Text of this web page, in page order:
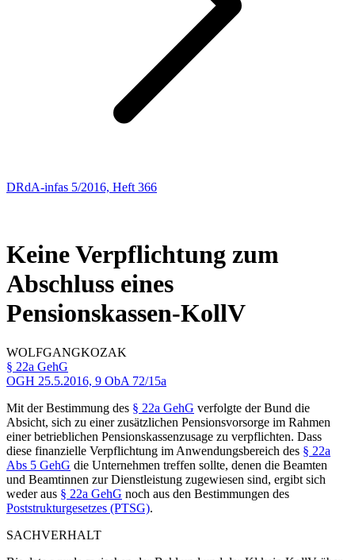
DRdA-infas 5/2016, Heft 366
Keine Verpflichtung zum
Abschluss eines
Pensionskassen-KollV
WOLFGANGKOZAK
§ 22a GehG
OGH 25.5.2016, 9 ObA 72/15a
Mit der Bestimmung des § 22a GehG verfolgte der Bund die
Absicht, sich zu einer zusätzlichen Pensionsvorsorge im Rahmen
einer betrieblichen Pensionskassenzusage zu verpflichten. Dass
diese finanzielle Verpflichtung im Anwendungsbereich des § 22a
Abs 5 GehG die Unternehmen treffen sollte, denen die Beamten
und Beamtinnen zur Dienstleistung zugewiesen sind, ergibt sich
weder aus § 22a GehG noch aus den Bestimmungen des
Poststrukturgesetzes (PTSG).
SACHVERHALT